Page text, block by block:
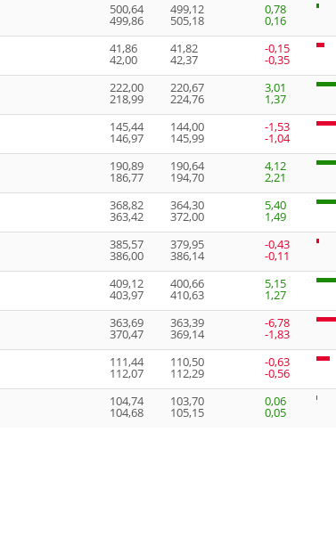
500,64
499,86
499,12
505,18
0,78
0,16
41,86
42,00
41,82
42,37
-0,15
-0,35
222,00
218,99
220,67
224,76
3,01
1,37
145,44
146,97
144,00
145,99
-1,53
-1,04
190,89
186,77
190,64
194,70
4,12
2,21
368,82
363,42
364,30
372,00
5,40
1,49
385,57
386,00
379,95
386,14
-0,43
-0,11
409,12
403,97
400,66
410,63
5,15
1,27
363,69
370,47
363,39
369,14
-6,78
-1,83
111,44
112,07
110,50
112,29
-0,63
-0,56
104,74
104,68
103,70
105,15
0,06
0,05